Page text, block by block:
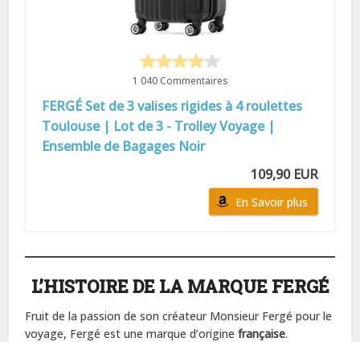
1 040 Commentaires
FERGÉ Set de 3 valises rigides à 4 roulettes
Toulouse | Lot de 3 - Trolley Voyage |
Ensemble de Bagages Noir
109,90 EUR
En Savoir plus
L’HISTOIRE DE LA MARQUE FERGÉ
Fruit de la passion de son créateur Monsieur Fergé pour le
voyage, Fergé est une marque d’originefrançaise.